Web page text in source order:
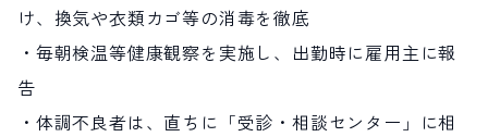
け、換気や衣類カゴ等の消毒を徹底
・毎朝検温等健康観察を実施し、出勤時に雇用主に報
告
・体調不良者は、直ちに「受診・相談センター」に相